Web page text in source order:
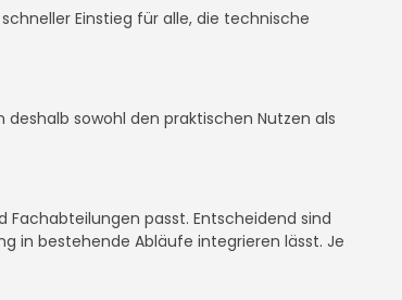
Einstieg für alle, die technische
sowohl den praktischen Nutzen als
Fachabteilungen passt. Entscheidend sind
in bestehende Abläufe integrieren lässt. Je